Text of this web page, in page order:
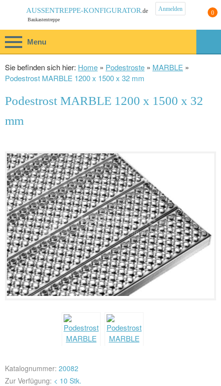
AUSSENTREPPE-KONFIGURATOR
Anmelden
0
Menu
Sie befinden sich hier: Home » Podestroste » MARBLE »
Podestrost MARBLE 1200 x 1500 x 32 mm
Podestrost MARBLE 1200 x 1500 x 32
mm
Katalognummer: 20082
Zur Verfügung: < 10 Stk.